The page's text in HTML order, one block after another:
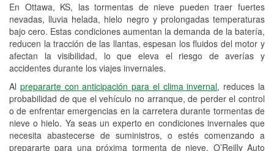
En Ottawa, KS, las tormentas de nieve pueden traer fuertes
nevadas, lluvia helada, hielo negro y prolongadas temperaturas
bajo cero. Estas condiciones aumentan la demanda de la batería,
reducen la tracción de las llantas, espesan los fluidos del motor y
afectan la visibilidad, lo que eleva el riesgo de averías y
accidentes durante los viajes invernales.
Al prepararte con anticipación para el clima invernal, reduces la
probabilidad de que el vehículo no arranque, de perder el control
o de enfrentar emergencias en la carretera durante tormentas de
nieve o hielo. Ya seas un experto en condiciones invernales que
necesita abastecerse de suministros, o estés comenzando a
prepararte para una próxima tormenta de nieve, O’Reilly Auto
Programa de Préstamo de
Herramientas
Mezcla de pinturas
Rectificación de tambores y discos de
freno
Mangueras hidráulicas a la medida
Snowstorm Supplies